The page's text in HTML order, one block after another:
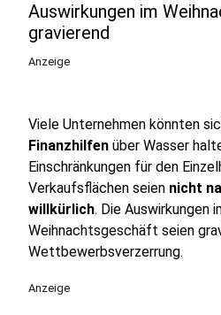
Auswirkungen im
gravierend
Anzeige
Viele Unternehmen könnten
Finanzhilfen über Wasser
Einschränkungen für den
Verkaufsflächen seien nicht
willkürlich. Die Auswirkungen
Weihnachtsgeschäft seien
Wettbewerbsverzerrung.
Anzeige